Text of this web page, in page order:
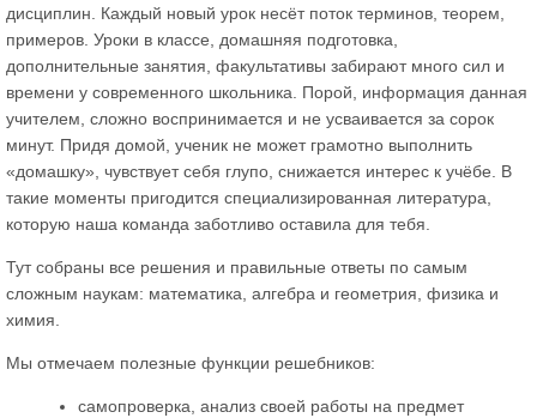
дисциплин. Каждый новый урок несёт поток терминов, теорем,
примеров. Уроки в классе, домашняя подготовка,
дополнительные занятия, факультативы забирают много сил и
времени у современного школьника. Порой, информация данная
учителем, сложно воспринимается и не усваивается за сорок
минут. Придя домой, ученик не может грамотно выполнить
«домашку», чувствует себя глупо, снижается интерес к учёбе. В
такие моменты пригодится специализированная литература,
которую наша команда заботливо оставила для тебя.
Тут собраны все решения и правильные ответы по самым
сложным наукам: математика, алгебра и геометрия, физика и
химия.
Мы отмечаем полезные функции решебников:
самопроверка, анализ своей работы на предмет